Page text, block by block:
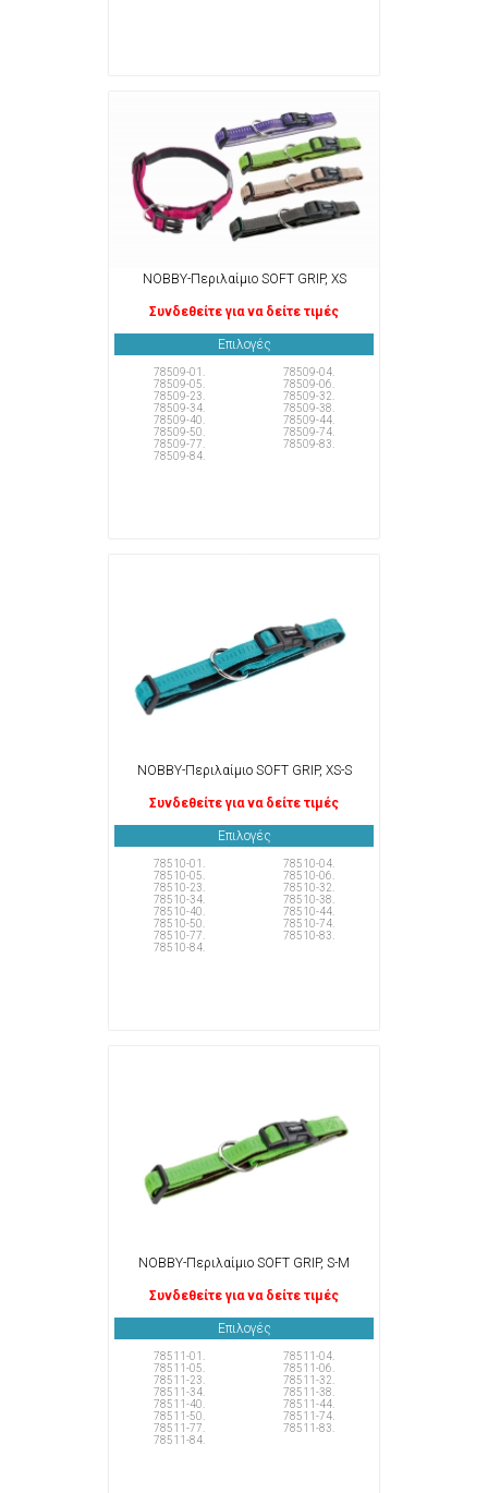
NOBBY-Περιλαίμιο SOFT GRIP, XS
Συνδεθείτε για να δείτε τιμές
Επιλογές
78509-01.
78509-04.
78509-05.
78509-06.
78509-23.
78509-32.
78509-34.
78509-38.
78509-40.
78509-44.
78509-50.
78509-74.
78509-77.
78509-83.
78509-84.
NOBBY-Περιλαίμιο SOFT GRIP, XS-S
Συνδεθείτε για να δείτε τιμές
Επιλογές
78510-01.
78510-04.
78510-05.
78510-06.
78510-23.
78510-32.
78510-34.
78510-38.
78510-40.
78510-44.
78510-50.
78510-74.
78510-77.
78510-83.
78510-84.
NOBBY-Περιλαίμιο SOFT GRIP, S-M
Συνδεθείτε για να δείτε τιμές
Επιλογές
78511-01.
78511-04.
78511-05.
78511-06.
78511-23.
78511-32.
78511-34.
78511-38.
78511-40.
78511-44.
78511-50.
78511-74.
78511-77.
78511-83.
78511-84.